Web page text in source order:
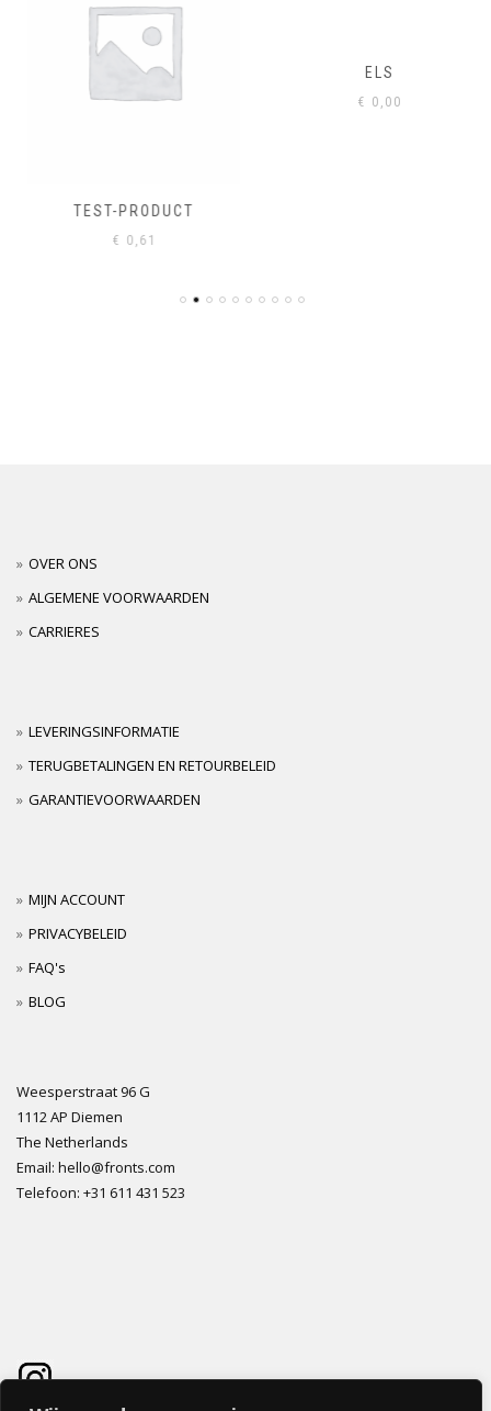
TEST-PRODUCT
0,61
ELS
0,00
OVER ONS
ALGEMENE VOORWAARDEN
CARRIERES
LEVERINGSINFORMATIE
TERUGBETALINGEN EN RETOURBELEID
GARANTIEVOORWAARDEN
MIJN ACCOUNT
PRIVACYBELEID
FAQ's
BLOG
Weesperstraat 96 G
1112 AP Diemen
The Netherlands
Email: hello@fronts.com
Telefoon: +31 611 431 523